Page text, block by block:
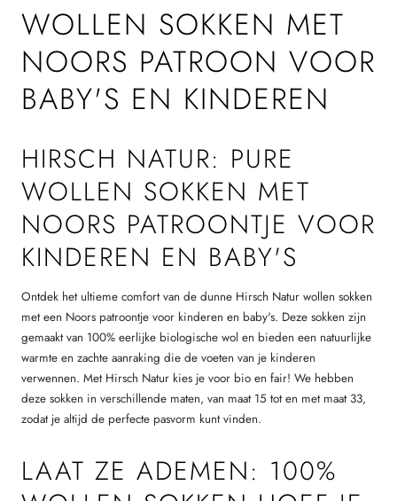
WOLLEN SOKKEN MET
NOORS PATROON VOOR
BABY'S EN KINDEREN
HIRSCH NATUR: PURE
WOLLEN SOKKEN MET
NOORS PATROONTJE VOOR
KINDEREN EN BABY'S
Ontdek het ultieme comfort van de dunne Hirsch Natur wollen sokken
met een Noors patroontje voor kinderen en baby's. Deze sokken zijn
gemaakt van 100% eerlijke biologische wol en bieden een natuurlijke
warmte en zachte aanraking die de voeten van je kinderen
verwennen. Met Hirsch Natur kies je voor bio en fair! We hebben
deze sokken in verschillende maten, van maat 15 tot en met maat 33,
zodat je altijd de perfecte pasvorm kunt vinden.
LAAT ZE ADEMEN: 100%